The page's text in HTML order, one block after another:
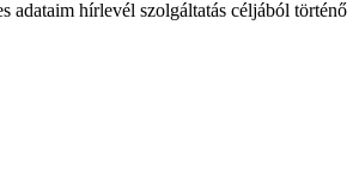
adataim hírlevél szolgáltatás céljából történő